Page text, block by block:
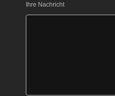
Ihre Nachricht